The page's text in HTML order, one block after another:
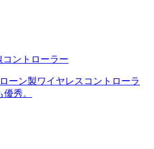
コントローラー
ーン製ワイヤレスコントローラ
秀。